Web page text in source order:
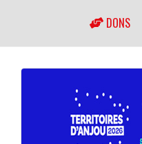
DONS